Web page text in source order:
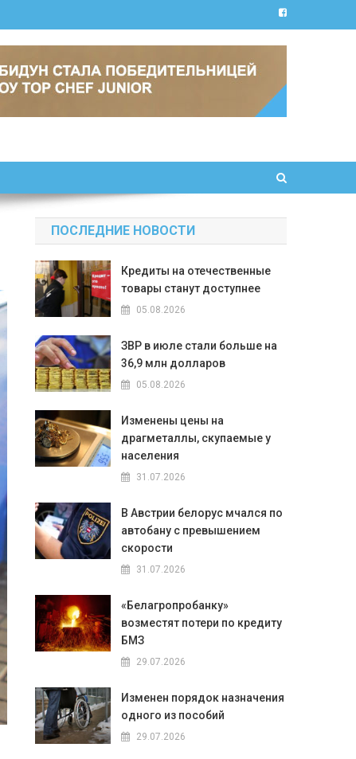
ПОСЛЕДНИЕ НОВОСТИ
Кредиты на отечественные
товары станут доступнее
05.08.2026
ЗВР в июле стали больше на
36,9 млн долларов
05.08.2026
Изменены цены на
драгметаллы, скупаемые у
населения
31.07.2026
В Австрии белорус мчался по
автобану с превышением
скорости
31.07.2026
«Белагропробанку»
возместят потери по кредиту
БМЗ
29.07.2026
Изменен порядок назначения
одного из пособий
29.07.2026